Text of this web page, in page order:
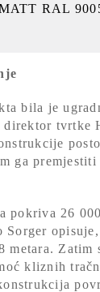
RAL
bila je
tvrtke
ga
26
metara. Zatim
kliznih